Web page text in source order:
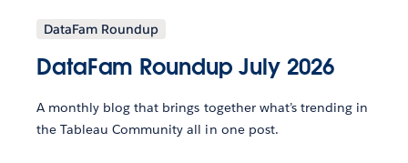
DataFam Roundup
DataFam Roundup July 2026
A monthly blog that brings together what’s trending in
the Tableau Community all in one post.